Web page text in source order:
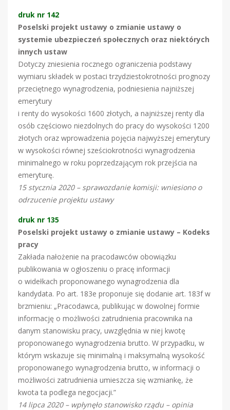
druk nr 142
Poselski projekt ustawy o zmianie ustawy o
systemie ubezpieczeń społecznych oraz niektórych
innych ustaw
Dotyczy zniesienia rocznego ograniczenia podstawy
wymiaru składek w postaci trzydziestokrotności prognozy
przeciętnego wynagrodzenia, podniesienia najniższej
emerytury
i renty do wysokości 1600 złotych, a najniższej renty dla
osób częściowo niezdolnych do pracy do wysokości 1200
złotych oraz wprowadzenia pojęcia najwyższej emerytury
w wysokości równej sześciokrotności wynagrodzenia
minimalnego w roku poprzedzającym rok przejścia na
emeryturę.
15 stycznia 2020 – sprawozdanie komisji: wniesiono o
odrzucenie projektu ustawy
druk nr 135
Poselski projekt ustawy o zmianie ustawy – Kodeks
pracy
Zakłada nałożenie na pracodawców obowiązku
publikowania w ogłoszeniu o pracę informacji
o widełkach proponowanego wynagrodzenia dla
kandydata. Po art. 183e proponuje się dodanie art. 183f w
brzmieniu: „Pracodawca, publikując w dowolnej formie
informację o możliwości zatrudnienia pracownika na
danym stanowisku pracy, uwzględnia w niej kwotę
proponowanego wynagrodzenia brutto. W przypadku, w
którym wskazuje się minimalną i maksymalną wysokość
proponowanego wynagrodzenia brutto, w informacji o
możliwości zatrudnienia umieszcza się wzmiankę, że
kwota ta podlega negocjacji.”
14 lipca 2020 – wpłynęło stanowisko rządu – opinia